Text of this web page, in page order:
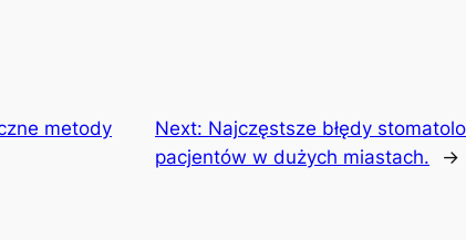
metody
Next: Najczęstsze błędy
pacjentów w dużych miastach.
→